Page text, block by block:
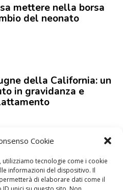
Cookie
tecnologie come i cookie
informazioni del dispositivo. Il
di elaborare dati come il
mettere nella borsa
del neonato
della California: un
in gravidanza e
dei bambini